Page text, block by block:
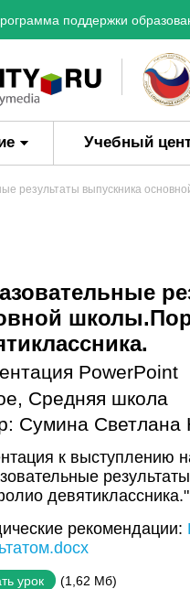
поддержки
Учебный
результаты выпускника
PowerPoint
, Средняя школа
Сумина Светлана
к выступлению
девятиклассника."
рекомендации:
урок (1,62 Мб)